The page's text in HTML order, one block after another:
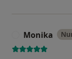
Monika